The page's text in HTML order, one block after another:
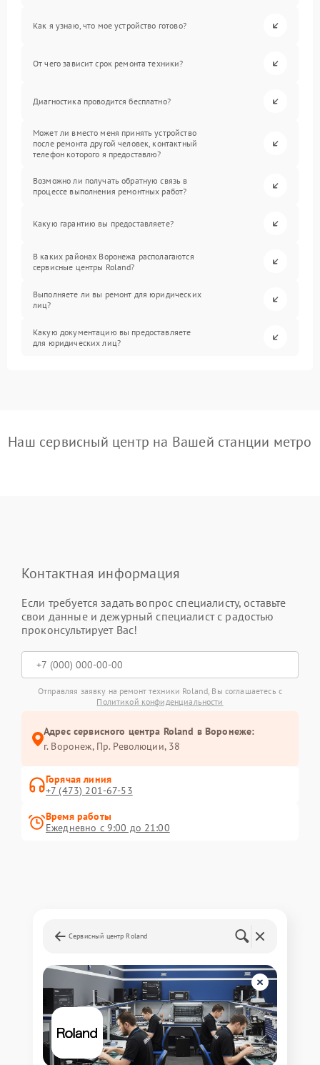
Как я узнаю, что мое устройство готово?
От чего зависит срок ремонта техники?
Диагностика проводится бесплатно?
Может ли вместо меня принять устройство
после ремонта другой человек, контактный
телефон которого я предоставлю?
Возможно ли получать обратную связь в
процессе выполнения ремонтных работ?
Какую гарантию вы предоставляете?
В каких районах Воронежа располагаются
сервисные центры Roland?
Выполняете ли вы ремонт для юридических
лиц?
Какую документацию вы предоставляете
для юридических лиц?
Наш сервисный центр на Вашей станции метро
Контактная информация
Если требуется задать вопрос специалисту, оставьте
свои данные и дежурный специалист с радостью
проконсультирует Вас!
Отправляя заявку на ремонт техники Roland, Вы соглашаетесь с
Политикой конфиденциальности
Адрес сервисного центра Roland в Воронеже:
г. Воронеж, Пр. Революции, 38
Горячая линия
+7 (473) 201-67-53
Время работы
Ежедневно с 9:00 до 21:00
Сервисный центр Roland